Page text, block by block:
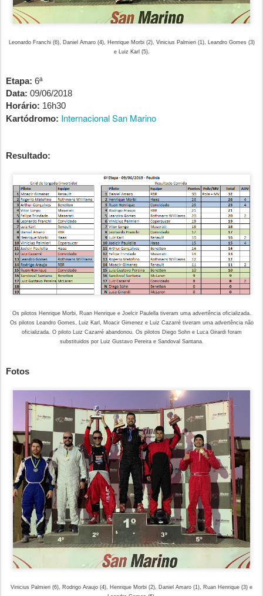
Leonardo Franchi (6), Daniel Amaro (4), Henrique Morbi (2), Vinicius Palmieri (1), Leandro Gomes (3)
e Luiz Karl (5).
Etapa: 6ª
Data: 09/06/2018
Horário: 16h30
Kartódromo: Internacional San Marino
Resultado:
Os pilotos Henrique Morbi, Ruan Henrique e Joelcir Paulella tiveram uma advertência oficializada.
Os pilotos Leandro Gomes, Luiz Karl, Moacir Gimenez e Luiz Cazarré tiveram uma advertência não
oficializada. O piloto Luiz Cazarré abandonou. Os pilotos Diego Sohn e Luca Girardi foram
substituidos por Luiz Gustavo Pereira e Sandoval Santana.
Fotos
Vinicius Palmieri (6), Rodrigo Araujo (4), Henrique Morbi (2), Daniel Amaro (1), Ruan Henrique (3) e